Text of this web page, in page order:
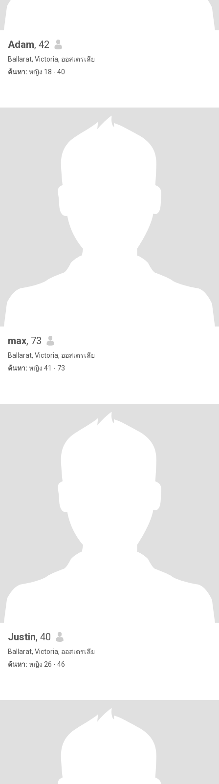
Adam, 42
Ballarat, Victoria, ออสเตรเลีย
ค้นหา: หญิง 18 - 40
max, 73
Ballarat, Victoria, ออสเตรเลีย
ค้นหา: หญิง 41 - 73
Justin, 40
Ballarat, Victoria, ออสเตรเลีย
ค้นหา: หญิง 26 - 46